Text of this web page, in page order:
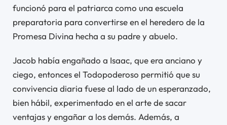
funcionó para el patriarca como una escuela
preparatoria para convertirse en el heredero de la
Promesa Divina hecha a su padre y abuelo.
Jacob había engañado a Isaac, que era anciano y
ciego, entonces el Todopoderoso permitió que su
convivencia diaria fuese al lado de un esperanzado,
bien hábil, experimentado en el arte de sacar
ventajas y engañar a los demás. Además, a